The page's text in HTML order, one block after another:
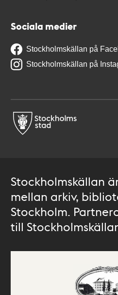
Sociala medier
Stockholmskällan på
Stockholmskällan på
Stockholmskällan
mellan arkiv,
Stockholm.
till